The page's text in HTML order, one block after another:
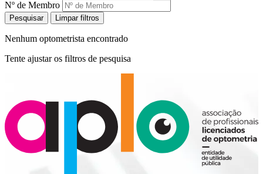
Nº de Membro
Pesquisar Limpar filtros
Nenhum optometrista encontrado
Tente ajustar os filtros de pesquisa